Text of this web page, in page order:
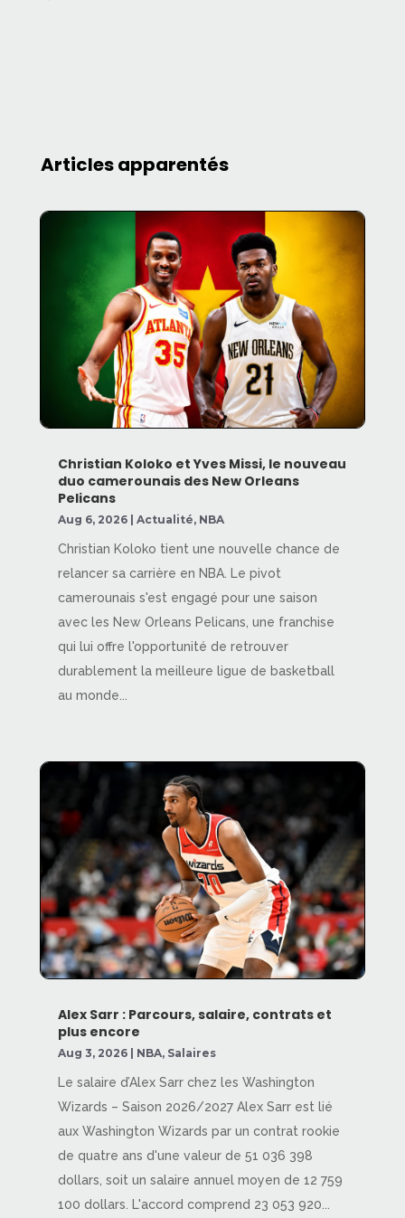
Articles apparentés
Christian Koloko et Yves Missi, le nouveau
duo camerounais des New Orleans
Pelicans
Aug 6, 2026| Actualité, NBA
Christian Koloko tient une nouvelle chance de
relancer sa carrière en NBA. Le pivot
camerounais s'est engagé pour une saison
avec les New Orleans Pelicans, une franchise
qui lui offre l'opportunité de retrouver
durablement la meilleure ligue de basketball
au monde...
Alex Sarr : Parcours, salaire, contrats et
plus encore
Aug 3, 2026| NBA, Salaires
Le salaire d’Alex Sarr chez les Washington
Wizards – Saison 2026/2027 Alex Sarr est lié
aux Washington Wizards par un contrat rookie
de quatre ans d'une valeur de 51 036 398
dollars, soit un salaire annuel moyen de 12 759
100 dollars. L'accord comprend 23 053 920...